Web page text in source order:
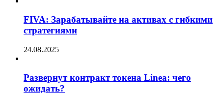
FIVA: Зарабатывайте на активах с гибкими
стратегиями
24.08.2025
Развернут контракт токена Linea: чего
ожидать?